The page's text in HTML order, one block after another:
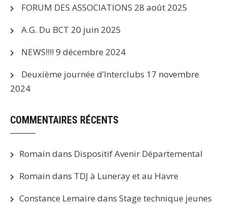
FORUM DES ASSOCIATIONS 28 août 2025
A.G. Du BCT 20 juin 2025
NEWS!!!! 9 décembre 2024
Deuxième journée d’Interclubs 17 novembre
2024
COMMENTAIRES RÉCENTS
Romain dans Dispositif Avenir Départemental
Romain dans TDJ à Luneray et au Havre
Constance Lemaire dans Stage technique jeunes